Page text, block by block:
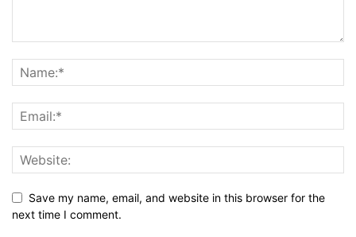
Save my name, email, and website in this browser for the
next time I comment.